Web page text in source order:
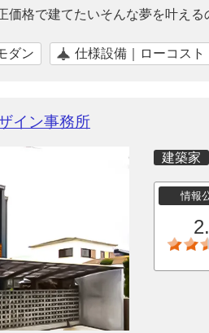
価格で建てたいそんな夢を叶え
ダン 仕様設備｜ローコスト
イン事務所
建築家
情報